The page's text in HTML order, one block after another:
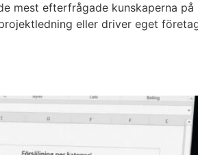
mest efterfrågade kunskaperna på
eller driver eget